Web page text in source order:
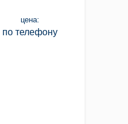
цена:
по телефону